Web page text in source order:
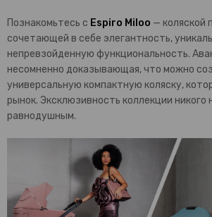
Познакомьтесь с Espiro Miloo — коляской
сочетающей в себе элегантность,
непревзойденную функциональность.
несомненно доказывающая, что можно
универсальную компактную коляску,
рынок. Эксклюзивность коллекции никого
равнодушным.